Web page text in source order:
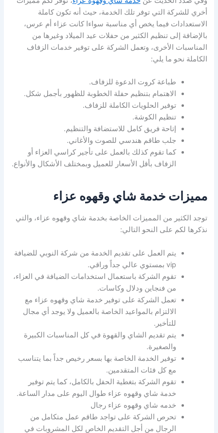
أخري للشركة التي توفر تلك الخدمة، حيث أنه تكون كاملة
الاستعدادات فيما يخص أي مناسبة سواءا كانت عزاء أم عرس،
بالإضافة إلى تنظيم الكثير من حفلات عيد الميلاد وغيرها من
المناسبات الأخرى، وتعمل الشركة على توفير خدمات الزفاف
الكاملة نحو ما يلي:
طباعة كروت الدعوة للزفاف.
الاهتمام بتنظيم حفلة الخطوبة للظهور بأجمل شكل.
توفير الحلويات الكاملة للزفاف.
تنظيم الكوشة.
إتاحة فريق كامل للاستضافة والتنظيم.
جلب طاقم هندسي للصوت والأغاني.
كما تقوم كذلك بالعمل على تأجير كراسي العزاء أو
الزفاف بأقل الأسعار للعميل وبمختلف الأشكال والأنواع.
مميزات خدمة شاي وقهوه عزاء
توجد الكثير من المميزات الخاصة بخدمة شاي وقهوه عزاء، والتي
نذكرها لكم على النحو التالي:
يتم العمل على تقديم الخدمة من شركة النوبي للضيافة
vip بمستوي عالي جداً وراقي.
تقوم الشركة باستعمال استخدامات الضيافة في العزاء،
من فنجاين ودلال وكاسات.
تعمل الشركة على توفير خدمة شاي وقهوه عزاء مع
الالتزام بالمواعيد الخاصة بالعميل ولا يوجد أي مجال
للتأخير.
يتم تقديم الشاي والقهوة في كل المناسبات الكبيرة
والصغيرة.
توفير الخدمة الخاصة بها بسعر رخيص جداً بما يتناسب
مع كل فئات المتقدمين.
تقوم الشركة بتغطية الحفل بالكامل، كما يتم توفير
خدمة شاي وقهوه عزاء طوال اليوم على مدار الساعة.
خدمه شاي وقهوه عزاء رجال
تحرص الشركة على تواجد طاقم عمل متكامل من
الرجال من أجل التقديم الخاص لكل المشروبات في